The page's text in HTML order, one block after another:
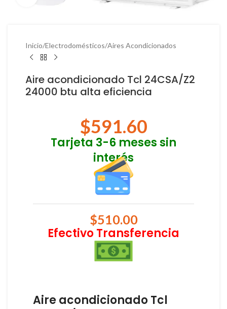
Inicio/Electrodomésticos/Aires Acondicionados
Aire acondicionado Tcl 24CSA/Z2
24000 btu alta eficiencia
$591.60
Tarjeta 3-6 meses sin
interés
$510.00
Efectivo Transferencia
Aire acondicionado Tcl